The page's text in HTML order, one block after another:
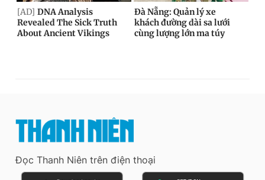
Đọc Thanh Niên trên điện thoại